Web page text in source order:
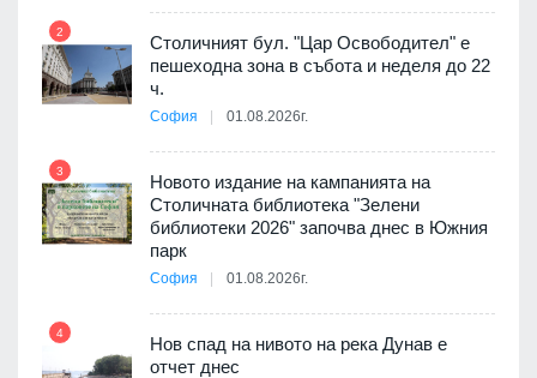
2
Столичният бул. "Цар Освободител" е
пешеходна зона в събота и неделя до 22
ч.
София 01.08.2026г.
3
Новото издание на кампанията на
Столичната библиотека "Зелени
библиотеки 2026" започва днес в Южния
парк
София 01.08.2026г.
4
Нов спад на нивото на река Дунав е
отчет днес